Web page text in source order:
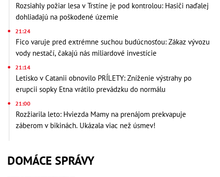
Rozsiahly požiar lesa v Trstíne je pod kontrolou: Hasiči naďalej
dohliadajú na poškodené územie
21:24
Fico varuje pred extrémne suchou budúcnosťou: Zákaz vývozu
vody nestačí, čakajú nás miliardové investície
21:14
Letisko v Catanii obnovilo PRÍLETY: Zníženie výstrahy po
erupcii sopky Etna vrátilo prevádzku do normálu
21:00
Rozžiarila leto: Hviezda Mamy na prenájom prekvapuje
záberom v bikinách. Ukázala viac než úsmev!
DOMÁCE SPRÁVY